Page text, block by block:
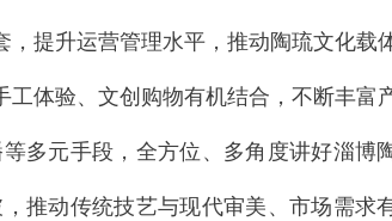
提升运营管理水平，推动陶琉文化载
体验、文创购物有机结合，不断丰富
多元手段，全方位、多角度讲好淄博
推动传统技艺与现代审美、市场需求